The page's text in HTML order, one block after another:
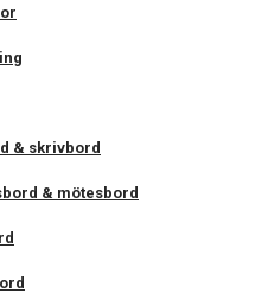
& skrivbord
& mötesbord